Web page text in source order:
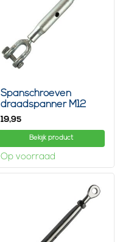
Spanschroeven
draadspanner M12
Din1478 Gaffel-Gaffel
19,95
Bekijk product
Op voorraad